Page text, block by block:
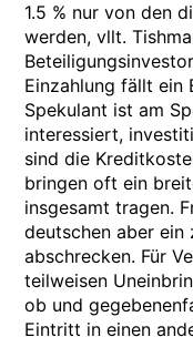
1.5 % nur von den
werden, vllt.
Einzahlung fällt ein
Spekulant ist am
interessiert,
sind die
bringen oft ein
insgesamt tragen.
deutschen aber ein
abschrecken. Für
teilweisen
ob und
Eintritt in einen